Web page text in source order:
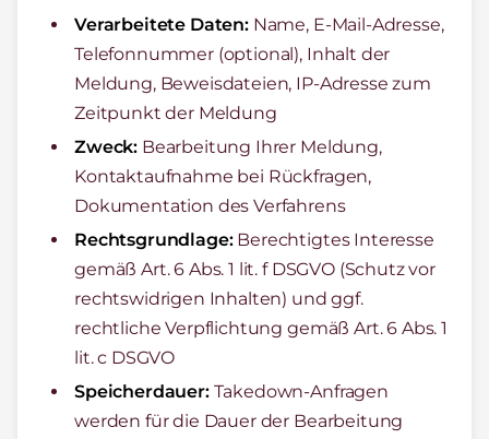
Verarbeitete Daten:Name, E-Mail-Adresse,
Telefonnummer (optional), Inhalt der
Meldung, Beweisdateien, IP-Adresse zum
Zeitpunkt der Meldung
Zweck: Bearbeitung Ihrer Meldung,
Kontaktaufnahme bei Rückfragen,
Dokumentation des Verfahrens
Rechtsgrundlage:Berechtigtes Interesse
gemäß Art. 6 Abs. 1 lit. f DSGVO (Schutz vor
rechtswidrigen Inhalten) und ggf.
rechtliche Verpflichtung gemäß Art. 6 Abs. 1
lit. c DSGVO
Speicherdauer:Takedown-Anfragen
werden für die Dauer der Bearbeitung